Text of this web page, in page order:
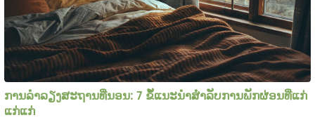
ການລໍາລຽງສະຖານທີ່ນອນ: 7 ຂັໍ້ແນະນຳສໍາລັບການພັກຜ່ອນທີ່ແກ່
ແກ່ແກ່